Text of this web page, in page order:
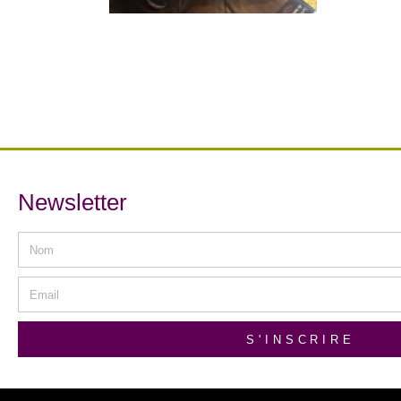
Newsletter
S'INSCRIRE